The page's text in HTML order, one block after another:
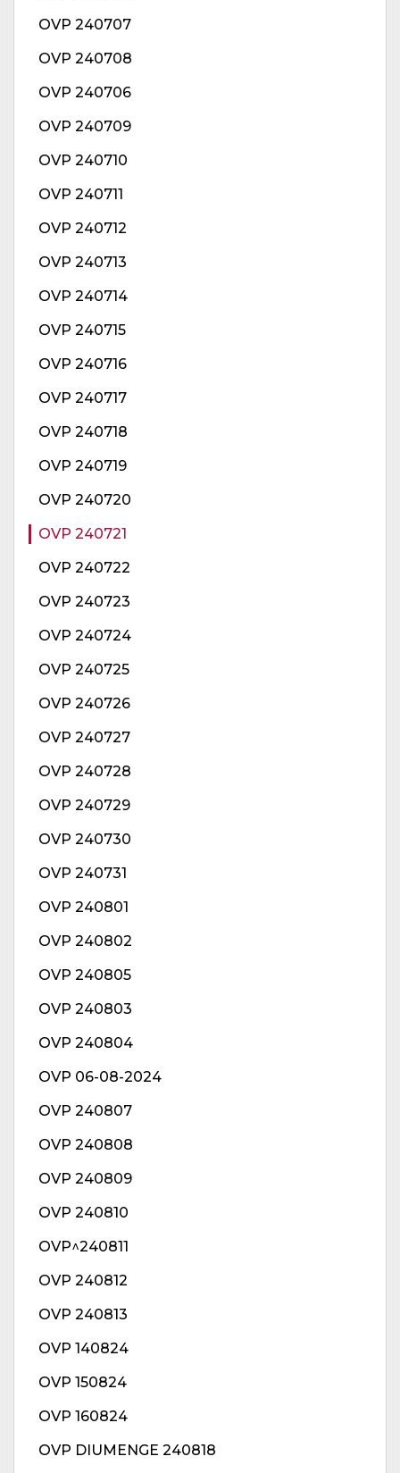
OVP 240707
OVP 240708
OVP 240706
OVP 240709
OVP 240710
OVP 240711
OVP 240712
OVP 240713
OVP 240714
OVP 240715
OVP 240716
OVP 240717
OVP 240718
OVP 240719
OVP 240720
OVP 240721
OVP 240722
OVP 240723
OVP 240724
OVP 240725
OVP 240726
OVP 240727
OVP 240728
OVP 240729
OVP 240730
OVP 240731
OVP 240801
OVP 240802
OVP 240805
OVP 240803
OVP 240804
OVP 06-08-2024
OVP 240807
OVP 240808
OVP 240809
OVP 240810
OVP^240811
OVP 240812
OVP 240813
OVP 140824
OVP 150824
OVP 160824
OVP DIUMENGE 240818